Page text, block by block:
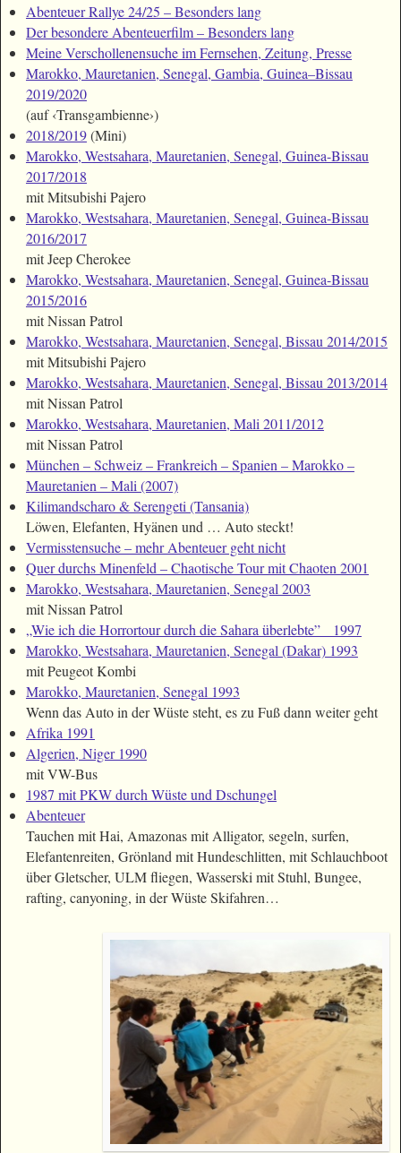
Abenteuer Rallye 24/25 – Besonders lang
Der besondere Abenteuerfilm – Besonders lang
Meine Verschollenensuche im Fernsehen, Zeitung, Presse
Marokko, Mauretanien, Senegal, Gambia, Guinea–Bissau
2019/2020
(auf ‹Transgambienne›)
2018/2019(Mini)
Marokko, Westsahara, Mauretanien, Senegal, Guinea-Bissau
2017/2018
mit Mitsubishi Pajero
Marokko, Westsahara, Mauretanien, Senegal, Guinea-Bissau
2016/2017
mit Jeep Cherokee
Marokko, Westsahara, Mauretanien, Senegal, Guinea-Bissau
2015/2016
mit Nissan Patrol
Marokko, Westsahara, Mauretanien, Senegal, Bissau 2014/2015
mit Mitsubishi Pajero
Marokko, Westsahara, Mauretanien, Senegal, Bissau 2013/2014
mit Nissan Patrol
Marokko, Westsahara, Mauretanien, Mali 2011/2012
mit Nissan Patrol
München – Schweiz – Frankreich – Spanien – Marokko –
Mauretanien – Mali (2007)
Kilimandscharo & Serengeti (Tansania)
Löwen, Elefanten, Hyänen und … Auto steckt!
Vermisstensuche – mehr Abenteuer geht nicht
Quer durchs Minenfeld – Chaotische Tour mit Chaoten 2001
Marokko, Westsahara, Mauretanien, Senegal 2003
mit Nissan Patrol
„Wie ich die Horrortour durch die Sahara überlebte” 1997
Marokko, Westsahara, Mauretanien, Senegal (Dakar) 1993
mit Peugeot Kombi
Marokko, Mauretanien, Senegal 1993
Wenn das Auto in der Wüste steht, es zu Fuß dann weiter geht
Afrika 1991
Algerien, Niger 1990
mit VW-Bus
1987 mit PKW durch Wüste und Dschungel
Abenteuer
Tauchen mit Hai, Amazonas mit Alligator, segeln, surfen,
Elefantenreiten, Grönland mit Hundeschlitten, mit Schlauchboot
über Gletscher, ULM fliegen, Wasserski mit Stuhl, Bungee,
rafting, canyoning, in der Wüste Skifahren…